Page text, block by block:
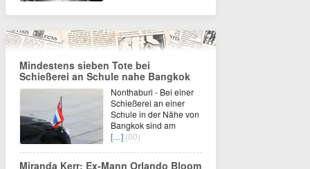
Mindestens sieben Tote bei
Schießerei an Schule nahe Bangkok
Nonthaburi - Bei einer
Schießerei an einer
Schule in der Nähe von
Bangkok sind am
[…] (00)
Miranda Kerr: Ex-Mann Orlando Bloom